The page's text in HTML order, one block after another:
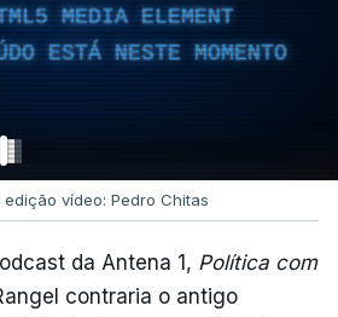
MEDIA ELEMENT
ESTÁ NESTE MOMENTO
edição vídeo: Pedro Chitas
da Antena 1, Política com
contraria o antigo